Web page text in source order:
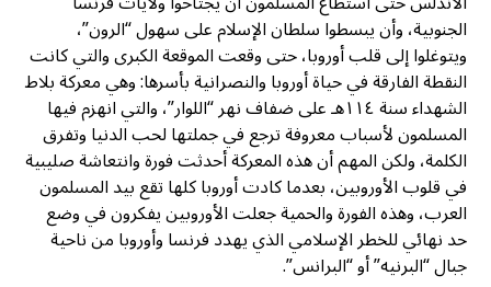
الجنوبية، وأن يبسطوا سلطان الإسلام على سهول “الرون”،
ويتوغلوا إلى قلب أوروبا، حتى وقعت الموقعة الكبرى والتي كانت
النقطة الفارقة في حياة أوروبا والنصرانية بأسرها: وهي معركة بلاط
الشهداء سنة ١١٤هـ على ضفاف نهر “اللوار”، والتي انهزم فيها
المسلمون لأسباب معروفة ترجع في جملتها لحب الدنيا وتفرق
الكلمة، ولكن المهم أن هذه المعركة أحدثت فورة وانتعاشة صليبية
في قلوب الأوروبين، بعدما كادت أوروبا كلها تقع بيد المسلمون
العرب، وهذه الفورة والحمية جعلت الأوروبين يفكرون في وضع
حد نهائي للخطر الإسلامي الذي يهدد فرنسا وأوروبا من ناحية
جبال “البرنيه” أو “البرانس”.